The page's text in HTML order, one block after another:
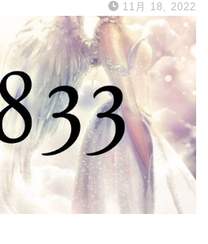
11月 18, 2022